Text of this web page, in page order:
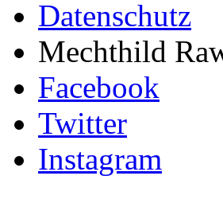
Datenschutz
Mechthild
Facebook
Twitter
Instagram